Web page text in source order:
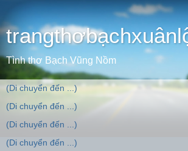
Tình thơ Bạch Vũng Nồm